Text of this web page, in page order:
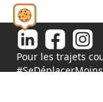
Pour les trajets